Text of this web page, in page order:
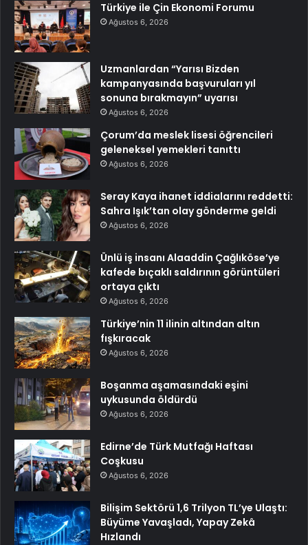
Türkiye ile Çin Ekonomi Forumu
Ağustos 6, 2026
Uzmanlardan “Yarısı Bizden
kampanyasında başvuruları yıl
sonuna bırakmayın” uyarısı
Ağustos 6, 2026
Çorum’da meslek lisesi öğrencileri
geleneksel yemekleri tanıttı
Ağustos 6, 2026
Seray Kaya ihanet iddialarını reddetti:
Sahra Işık’tan olay gönderme geldi
Ağustos 6, 2026
Ünlü iş insanı Alaaddin Çağlıköse’ye
kafede bıçaklı saldırının görüntüleri
ortaya çıktı
Ağustos 6, 2026
Türkiye’nin 11 ilinin altından altın
fışkıracak
Ağustos 6, 2026
Boşanma aşamasındaki eşini
uykusunda öldürdü
Ağustos 6, 2026
Edirne’de Türk Mutfağı Haftası
Coşkusu
Ağustos 6, 2026
Bilişim Sektörü 1,6 Trilyon TL’ye Ulaştı:
Büyüme Yavaşladı, Yapay Zekâ
Hızlandı